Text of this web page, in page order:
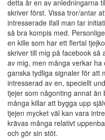
detta är en av anledningarna
skriver först. Vissa tror/antar
intresserade ifall man tar
så bra kompis med.
en kille som har ett flertal
skriver till mig på facebook så
av mig, men många verkar
ganska tydliga signaler för att
intresserad av en, speciellt
tjejer som någonting annat
många killar att bygga upp
tjejen mycket väl kan vara
krävas många relativt
och gör sin stöt.